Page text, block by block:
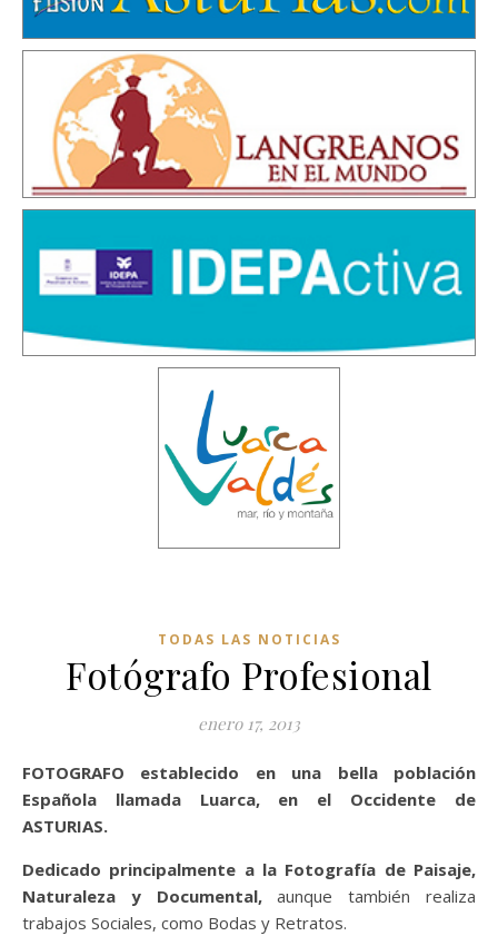
TODAS LAS NOTICIAS
Fotógrafo Profesional
enero 17, 2013
FOTOGRAFO establecido en una bella población
Española llamada Luarca, en el Occidente de
ASTURIAS.
Dedicado principalmente a la Fotografía de Paisaje,
Naturaleza y Documental,aunque también realiza
trabajos Sociales, como Bodas y Retratos.